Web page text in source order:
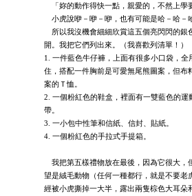
「妳的動作得快一點，親愛的，不然上學
小虎說咿－咿－咿，也有可能是哈－哈－
所以我沒機會細細欣賞這五個亮閃閃的銀
開。我把它們列出來。（我喜歡列清單！）
1. 一件藍色牛仔褲，上面有很多小口袋，全
住，搭配一件胸前是可愛無尾熊圖案，但布
案的Ｔ恤。
2. 一個粉紅色的鞋盒，裡面有一雙藍色的運
帶。
3. 一小包中性筆和信紙、信封、貼紙。
4. 一個粉紅色的手拉式手提箱。
我把第五樣禮物放在最後，因為它很大，
望是絨毛動物（任何一種都行，就是不要老
經被小虎撕掉一大半，露出兩隻棕色大耳朵